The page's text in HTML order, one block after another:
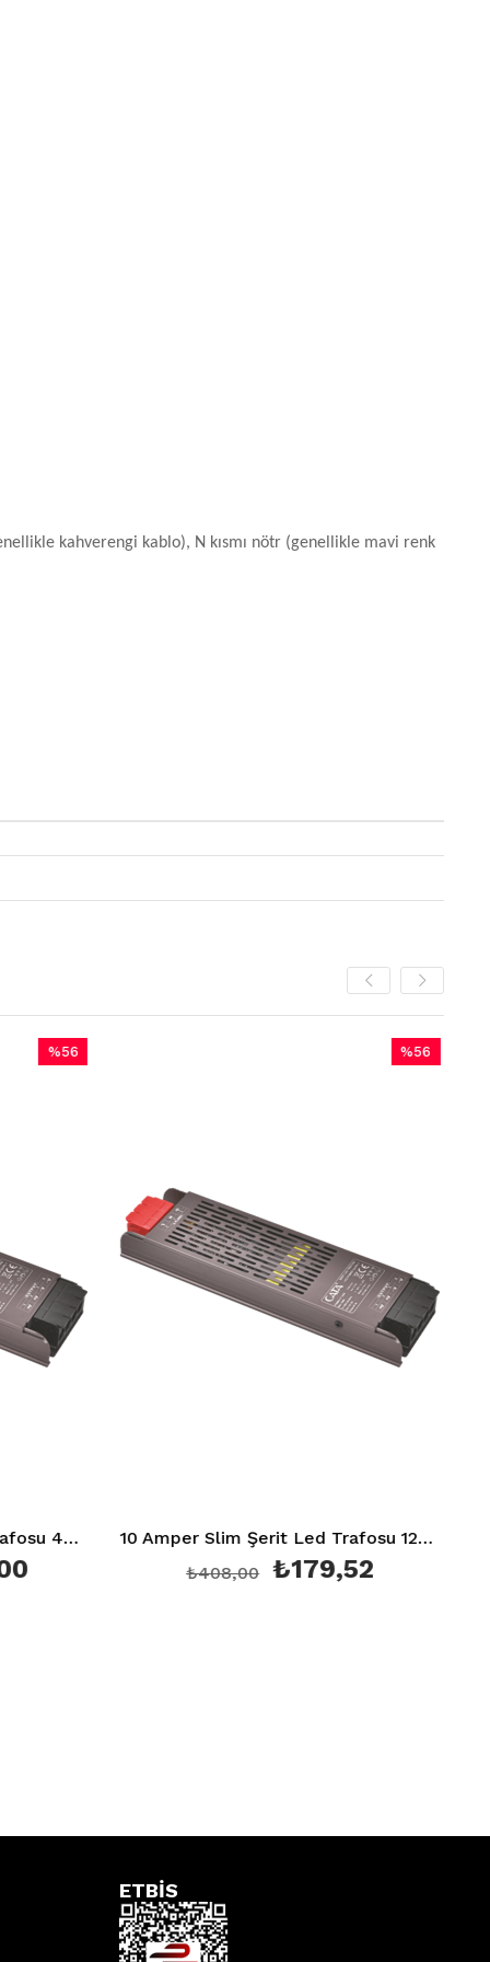
kahverengi kablo), N kısmı nötr (genellikle mavi renk
10 Amper Slim Şerit Led Trafosu 120W 12V Sessiz 7M Ct 2576
₺678,00
ETBİS